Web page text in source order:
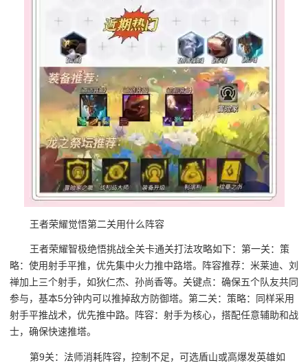
王者荣耀觉悟第二关用什么阵容
王者荣耀智极绝悟挑战全关卡通关打法攻略如下：第一关：策
略：使用射手平推，优先集中火力推中路塔。阵容推荐：米莱迪、刘
禅加上三个射手，如狄仁杰、孙尚香等。关键点：确保五个队友共同
参与，基本5分钟内可以推掉敌方防御塔。第二关：策略：同样采用
射手平推战术，优先推中路。阵容：射手为核心，搭配任意辅助和战
士，确保快速推塔。
第9关：法师消耗阵容，控制不足，可选盾山或高爆发英雄如